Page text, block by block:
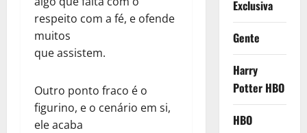
respeito com a fé, e ofende
muitos
que assistem.
Outro ponto fraco é o
figurino, e o cenário em si,
ele acaba
Exclusiva
Gente
Harry
Potter HBO
HBO